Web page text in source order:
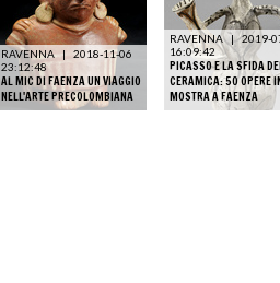
RAVENNA |
2018-11-06
23:12:48
AL MIC DI FAENZA UN VIAGGIO
NELL'ARTE PRECOLOMBIANA
RAVENNA | 2019-
16:09:42
PICASSO E LA SFIDA
CERAMICA: 50 OPERE
MOSTRA A FAENZA